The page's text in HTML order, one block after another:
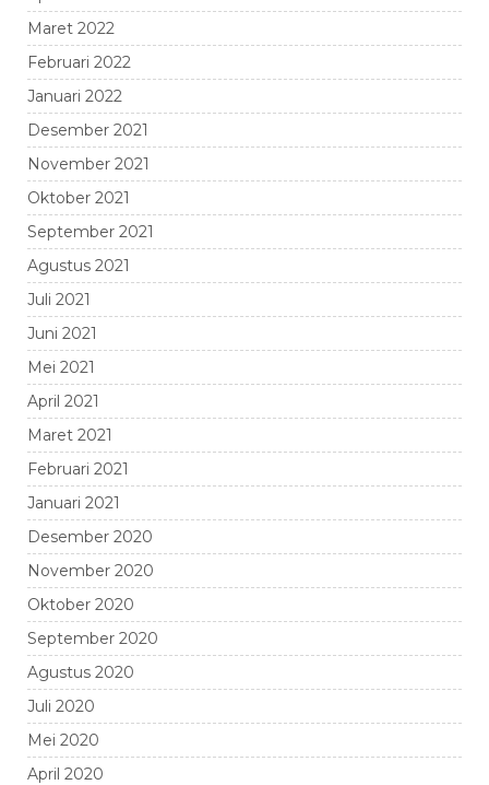
Maret 2022
Februari 2022
Januari 2022
Desember 2021
November 2021
Oktober 2021
September 2021
Agustus 2021
Juli 2021
Juni 2021
Mei 2021
April 2021
Maret 2021
Februari 2021
Januari 2021
Desember 2020
November 2020
Oktober 2020
September 2020
Agustus 2020
Juli 2020
Mei 2020
April 2020